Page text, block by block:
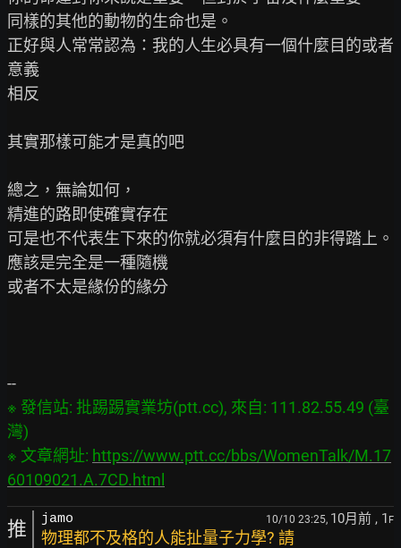
同樣的其他的動物的生命也是。
正好與人常常認為：我的人生必具有一個什麼目的或者
意義
相反
其實那樣可能才是真的吧
總之，無論如何，
精進的路即使確實存在
可是也不代表生下來的你就必須有什麼目的非得踏上。
應該是完全是一種隨機
或者不太是緣份的緣分
※ 發信站: 批踢踢實業坊(ptt.cc), 來自: 111.82.55.49 (臺
灣)
※ 文章網址: https://www.ptt.cc/bbs/WomenTalk/M.17
60109021.A.7CD.html
推 jamo 10/10 23:25, 10月前 , 1 F
物理都不及格的人能扯量子力學? 請